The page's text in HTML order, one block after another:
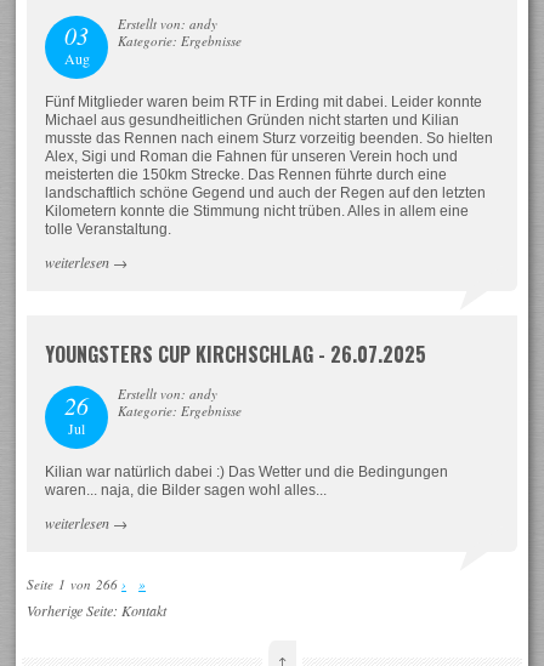
03
Aug
Erstellt von: andy
Kategorie: Ergebnisse
Fünf Mitglieder waren beim RTF in Erding mit dabei. Leider konnte
Michael aus gesundheitlichen Gründen nicht starten und Kilian
musste das Rennen nach einem Sturz vorzeitig beenden. So hielten
Alex, Sigi und Roman die Fahnen für unseren Verein hoch und
meisterten die 150km Strecke. Das Rennen führte durch eine
landschaftlich schöne Gegend und auch der Regen auf den letzten
Kilometern konnte die Stimmung nicht trüben. Alles in allem eine
tolle Veranstaltung.
weiterlesen →
YOUNGSTERS CUP KIRCHSCHLAG - 26.07.2025
26
Jul
Erstellt von: andy
Kategorie: Ergebnisse
Kilian war natürlich dabei :) Das Wetter und die Bedingungen
waren... naja, die Bilder sagen wohl alles...
weiterlesen →
Seite 1 von 266 › »
Vorherige Seite: Kontakt
↑